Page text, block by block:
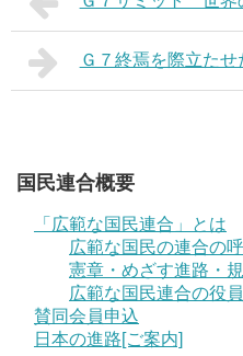
Ｇ７終焉を際立たせ
国民連合概要
「広範な国民連合」とは
広範な国民の連合の
憲章・めざす進路・
広範な国民連合の役員
賛同会員申込
日本の進路[ご案内]